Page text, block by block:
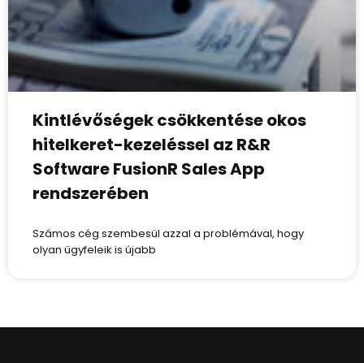
Kintlévőségek csökkentése okos
hitelkeret-kezeléssel az R&R
Software FusionR Sales App
rendszerében
Számos cég szembesül azzal a problémával, hogy
olyan ügyfeleik is újabb